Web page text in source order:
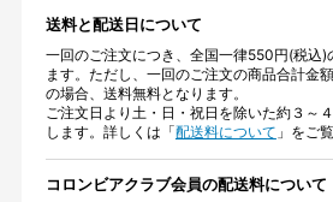
送料と配送日について
一回のご注文につき、全国一律550円(税込)
ます。ただし、一回のご注文の商品合計金
の場合、送料無料となります。
ご注文日より土・日・祝日を除いた約３～
します。詳しくは「配送料について 」をご
コロンビアクラブ会員の配送料について